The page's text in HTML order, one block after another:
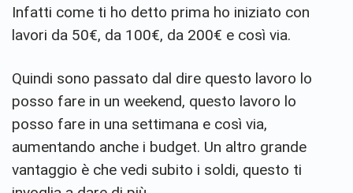
Infatti come ti ho detto prima ho iniziato con
lavori da 50€, da 100€, da 200€ e così via.
Quindi sono passato dal dire questo lavoro lo
posso fare in un weekend, questo lavoro lo
posso fare in una settimana e così via,
aumentando anche i budget. Un altro grande
vantaggio è che vedi subito i soldi, questo ti